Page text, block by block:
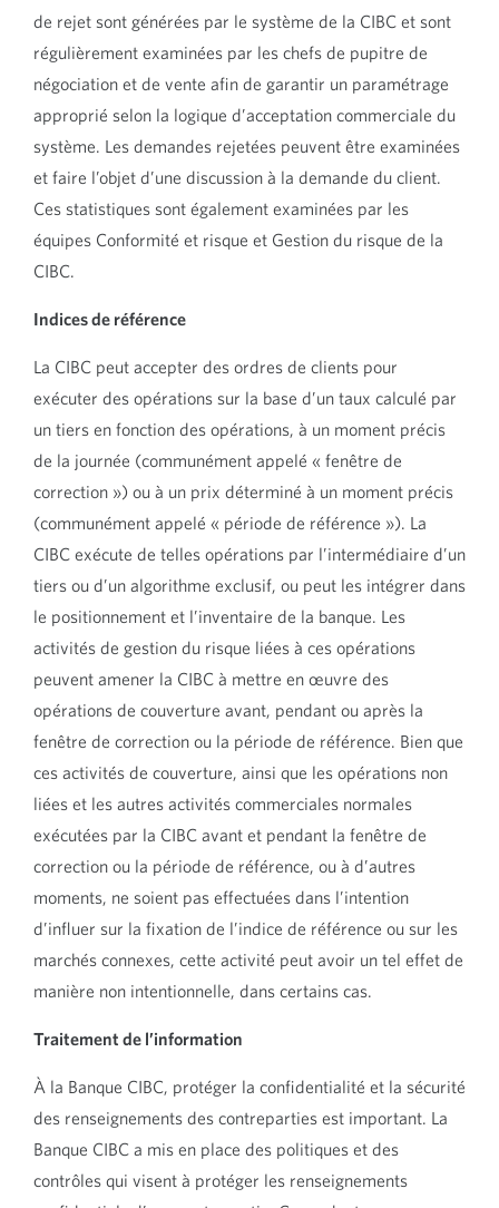
de rejet sont générées par le système de la CIBC et sont
régulièrement examinées par les chefs de pupitre de
négociation et de vente afin de garantir un paramétrage
approprié selon la logique d’acceptation commerciale du
système. Les demandes rejetées peuvent être examinées
et faire l’objet d’une discussion à la demande du client.
Ces statistiques sont également examinées par les
équipes Conformité et risque et Gestion du risque de la
CIBC.
Indices de référence
La CIBC peut accepter des ordres de clients pour
exécuter des opérations sur la base d’un taux calculé par
un tiers en fonction des opérations, à un moment précis
de la journée (communément appelé « fenêtre de
correction ») ou à un prix déterminé à un moment précis
(communément appelé « période de référence »). La
CIBC exécute de telles opérations par l’intermédiaire d’un
tiers ou d’un algorithme exclusif, ou peut les intégrer dans
le positionnement et l’inventaire de la banque. Les
activités de gestion du risque liées à ces opérations
peuvent amener la CIBC à mettre en œuvre des
opérations de couverture avant, pendant ou après la
fenêtre de correction ou la période de référence. Bien que
ces activités de couverture, ainsi que les opérations non
liées et les autres activités commerciales normales
exécutées par la CIBC avant et pendant la fenêtre de
correction ou la période de référence, ou à d’autres
moments, ne soient pas effectuées dans l’intention
d’influer sur la fixation de l’indice de référence ou sur les
marchés connexes, cette activité peut avoir un tel effet de
manière non intentionnelle, dans certains cas.
Traitement de l’information
À la Banque CIBC, protéger la confidentialité et la sécurité
des renseignements des contreparties est important. La
Banque CIBC a mis en place des politiques et des
contrôles qui visent à protéger les renseignements